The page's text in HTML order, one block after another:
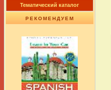
Тематический каталог
РЕКОМЕНДУЕМ